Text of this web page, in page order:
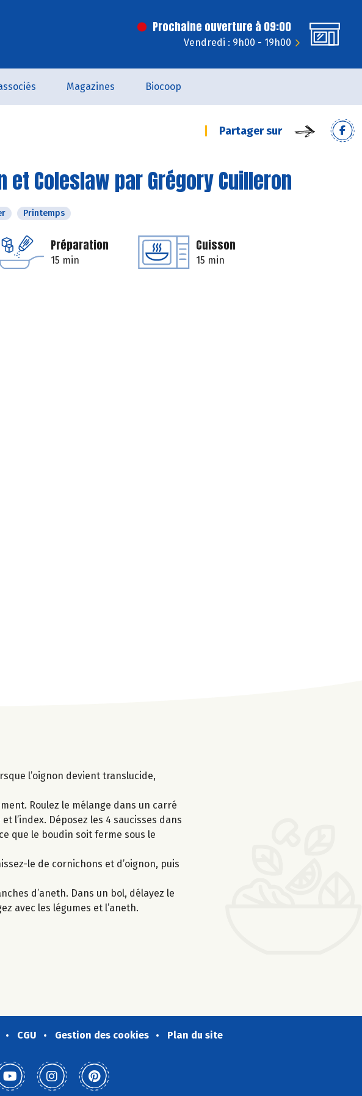
Prochaine ouverture à 09:00
Vendredi : 9h00 - 19h00
Magazines Biocoop
Partager sur
et Coleslaw par Grégory Cuilleron
Printemps
Préparation
15 min
Cuisson
15 min
l’oignon devient translucide,
Roulez le mélange dans un carré
l’index. Déposez les 4 saucisses dans
que le boudin soit ferme sous le
le de cornichons et d’oignon, puis
d’aneth. Dans un bol, délayez le
avec les légumes et l’aneth.
CGU Gestion des cookies Plan du site